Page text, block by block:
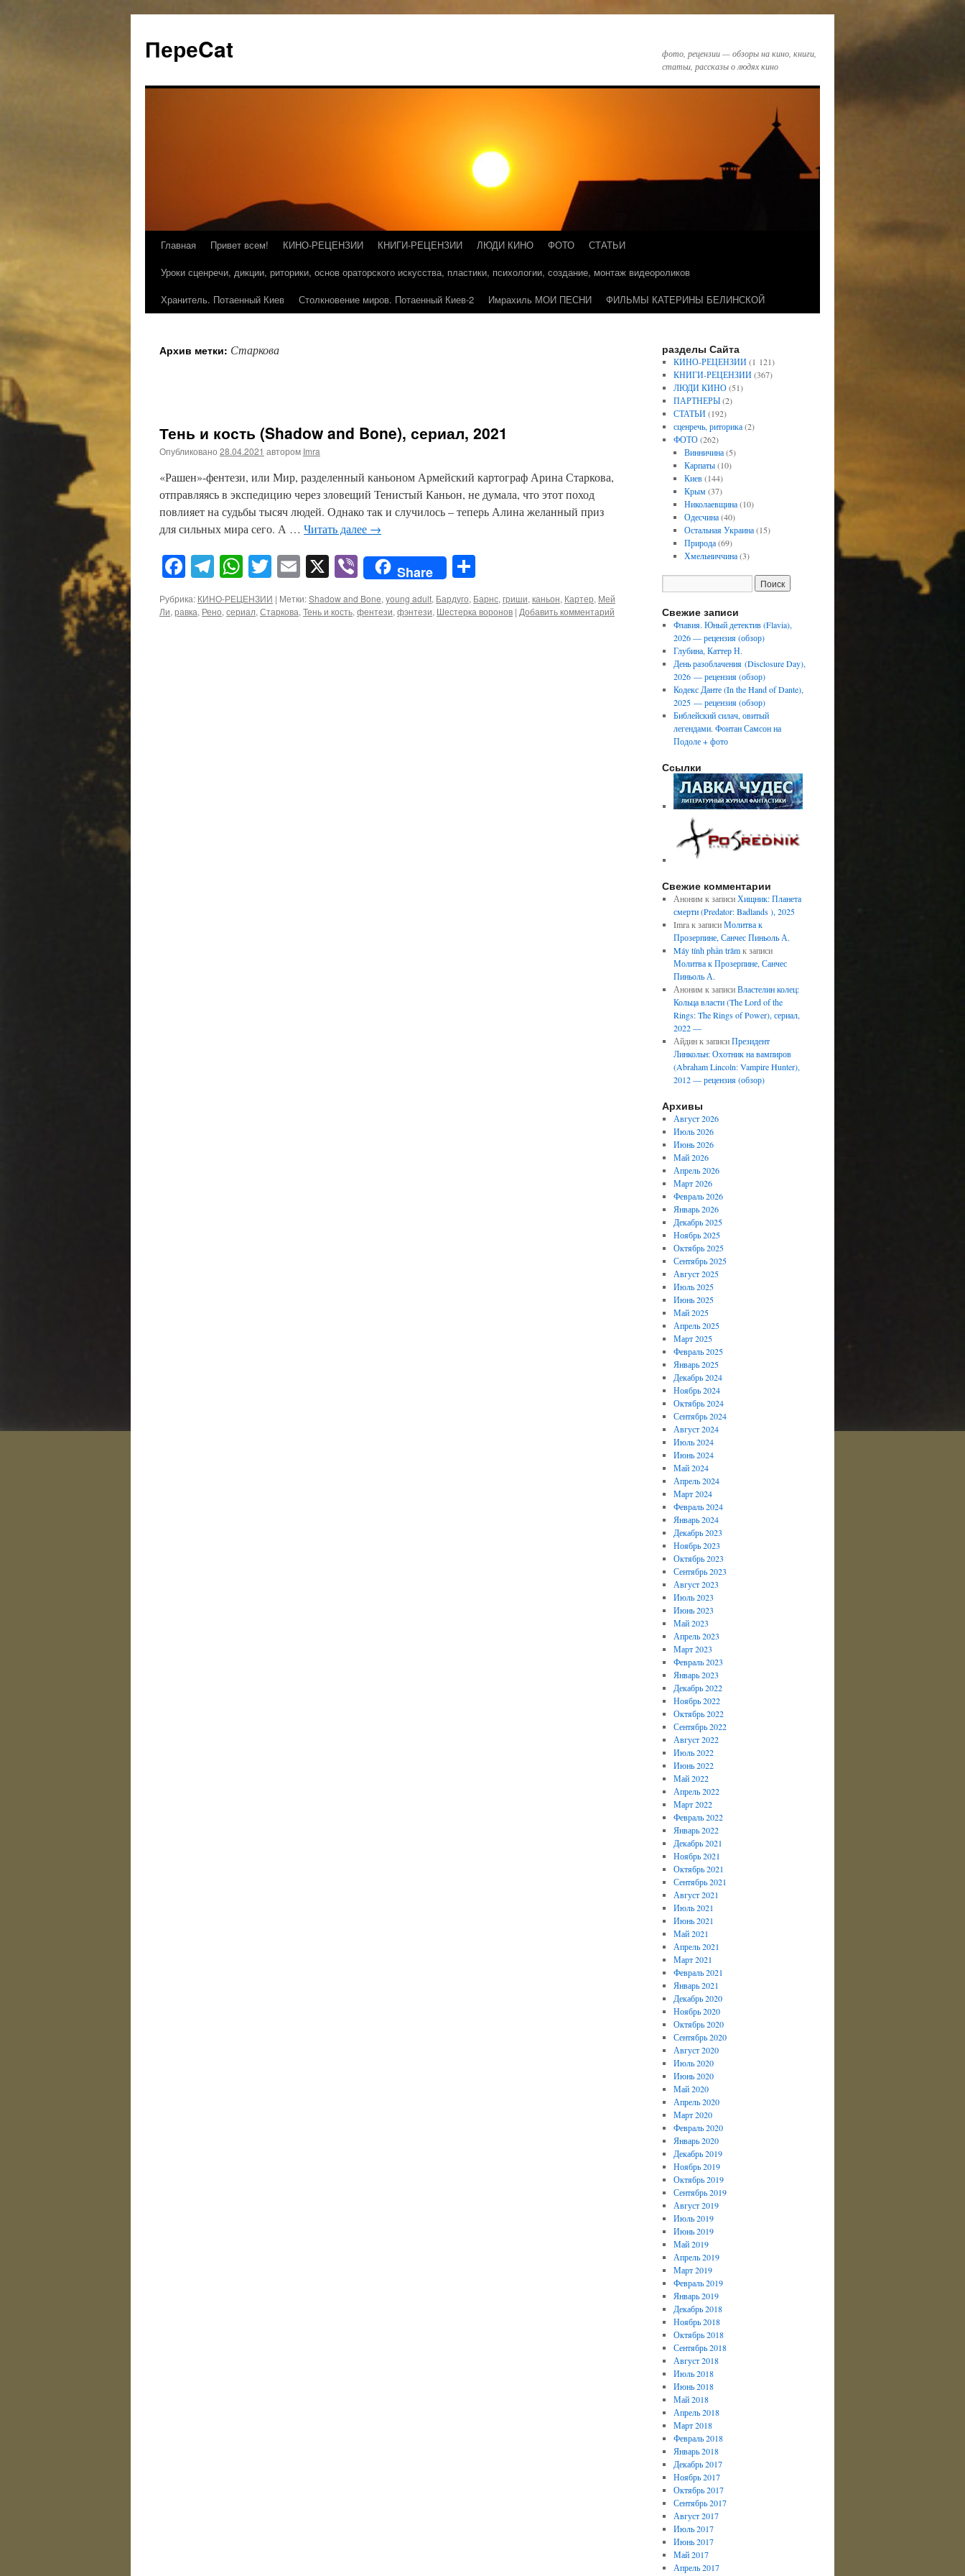
ПереCat
фото, рецензии — обзоры на кино, книги,
статьи, рассказы о людях кино
Главная Привет всем! КИНО-РЕЦЕНЗИИ КНИГИ-РЕЦЕНЗИИ ЛЮДИ КИНО ФОТО
СТАТЬИ
Уроки сценречи, дикции, риторики, основ ораторского искусства, пластики, психологии, создание, монтаж видеороликов
Хранитель. Потаенный Киев
Столкновение миров. Потаенный Киев-2 Имрахиль МОИ ПЕСНИ ФИЛЬМЫ КАТЕРИНЫ БЕЛИНСКОЙ
Архив метки: Старкова
Тень и кость (Shadow and Bone), сериал, 2021
Опубликовано 28.04.2021 автором Imra
«Рашен»-фентези, или Мир, разделенный каньоном Армейский картограф Арина Старкова,
отправляясь в экспедицию через зловещий Тенистый Каньон, не думала, что этот поход
повлияет на судьбы тысяч людей. Однако так и случилось – теперь Алина желанный приз
для сильных мира сего. А … Читать далее →
Facebook
Telegram
WhatsApp
Twitter
Email
X ViberShare
Рубрика: КИНО-РЕЦЕНЗИИ | Метки:Shadow and Bone,young adult, Бардуго, Барнс,гриши,каньон, Картер, Мей
Ли,равка, Рено,сериал,Старкова,Тень и кость,фентези,фэнтези, Шестерка воронов | Добавить комментарий
разделы Сайта
КИНО-РЕЦЕНЗИИ(1 121)
КНИГИ-РЕЦЕНЗИИ(367)
ЛЮДИ КИНО(51)
ПАРТНЕРЫ(2)
СТАТЬИ(192)
сценречь, риторика(2)
ФОТО(262)
Винничина(5)
Карпаты(10)
Киев(144)
Крым(37)
Николаевщина(10)
Одесчина(40)
Остальная Украина(15)
Природа(69)
Хмельниччина(3)
Свежие записи
Флавия. Юный детектив (Flavia),
2026 — рецензия (обзор)
Глубина, Каттер Н.
День разоблачения (Disclosure Day),
2026 — рецензия (обзор)
Кодекс Данте (In the Hand of Dante),
2025 — рецензия (обзор)
Библейский силач, овитый
легендами. Фонтан Самсон на
Подоле + фото
Ссылки
Свежие комментарии
Аноним к записиХищник: Планета
смерти (Predator: Badlands ), 2025
Imraк записиМолитва к
Прозерпине, Санчес Пиньоль А.
Máy tính phần trămк записи
Молитва к Прозерпине, Санчес
Пиньоль А.
Аноним к записиВластелин колец:
Кольца власти (The Lord of the
Rings: The Rings of Power), сериал,
2022 —
Айдинк записиПрезидент
Линкольн: Охотник на вампиров
(Abraham Lincoln: Vampire Hunter),
2012 — рецензия (обзор)
Архивы
Август 2026
Июль 2026
Июнь 2026
Май 2026
Апрель 2026
Март 2026
Февраль 2026
Январь 2026
Декабрь 2025
Ноябрь 2025
Октябрь 2025
Сентябрь 2025
Август 2025
Июль 2025
Июнь 2025
Май 2025
Апрель 2025
Март 2025
Февраль 2025
Январь 2025
Декабрь 2024
Ноябрь 2024
Октябрь 2024
Сентябрь 2024
Август 2024
Июль 2024
Июнь 2024
Май 2024
Апрель 2024
Март 2024
Февраль 2024
Январь 2024
Декабрь 2023
Ноябрь 2023
Октябрь 2023
Сентябрь 2023
Август 2023
Июль 2023
Июнь 2023
Май 2023
Апрель 2023
Март 2023
Февраль 2023
Январь 2023
Декабрь 2022
Ноябрь 2022
Октябрь 2022
Сентябрь 2022
Август 2022
Июль 2022
Июнь 2022
Май 2022
Апрель 2022
Март 2022
Февраль 2022
Январь 2022
Декабрь 2021
Ноябрь 2021
Октябрь 2021
Сентябрь 2021
Август 2021
Июль 2021
Июнь 2021
Май 2021
Апрель 2021
Март 2021
Февраль 2021
Январь 2021
Декабрь 2020
Ноябрь 2020
Октябрь 2020
Сентябрь 2020
Август 2020
Июль 2020
Июнь 2020
Май 2020
Апрель 2020
Март 2020
Февраль 2020
Январь 2020
Декабрь 2019
Ноябрь 2019
Октябрь 2019
Сентябрь 2019
Август 2019
Июль 2019
Июнь 2019
Май 2019
Апрель 2019
Март 2019
Февраль 2019
Январь 2019
Декабрь 2018
Ноябрь 2018
Октябрь 2018
Сентябрь 2018
Август 2018
Июль 2018
Июнь 2018
Май 2018
Апрель 2018
Март 2018
Февраль 2018
Январь 2018
Декабрь 2017
Ноябрь 2017
Октябрь 2017
Сентябрь 2017
Август 2017
Июль 2017
Июнь 2017
Май 2017
Апрель 2017